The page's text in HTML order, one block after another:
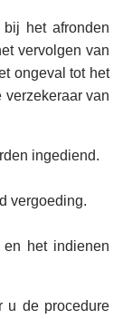
het afronden
vervolgen van
ongeval tot het
verzekeraar van
ingediend.
vergoeding.
en het indienen
de procedure